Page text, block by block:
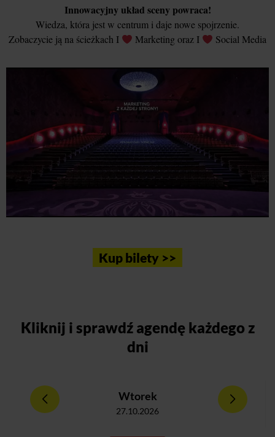
Innowacyjny układ sceny powraca!
Wiedza, która jest w centrum i daje nowe spojrzenie.
Zobaczycie ją na ścieżkach I
Marketing oraz I Social Media
Kup bilety >>
Kliknij i sprawdź agendę każdego z
dni
Wtorek
27.10.2026